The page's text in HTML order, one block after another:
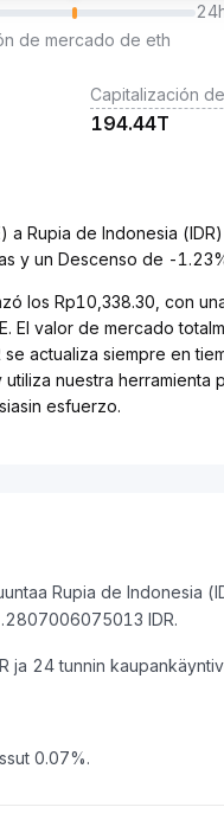
de mercado de eth
Capitalización
194.44T
a Rupia de Indonesia
y un Descenso de -
los Rp10,338.30, con
El valor de mercado
actualiza siempre en
nuestra herramienta
esfuerzo.
Rupia de Indonesia
IDR.
24 tunnin
0.07%.